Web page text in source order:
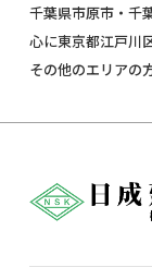
千葉県市原市・千
心に東京都江戸川
その他のエリアの